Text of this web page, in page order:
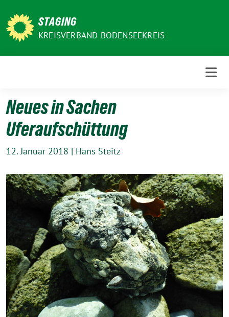
zum
Inhalt
STAGING
KREISVERBAND BODENSEEKREIS
Neues in Sachen
Uferaufschüttung
12. Januar 2018 | Hans Steitz